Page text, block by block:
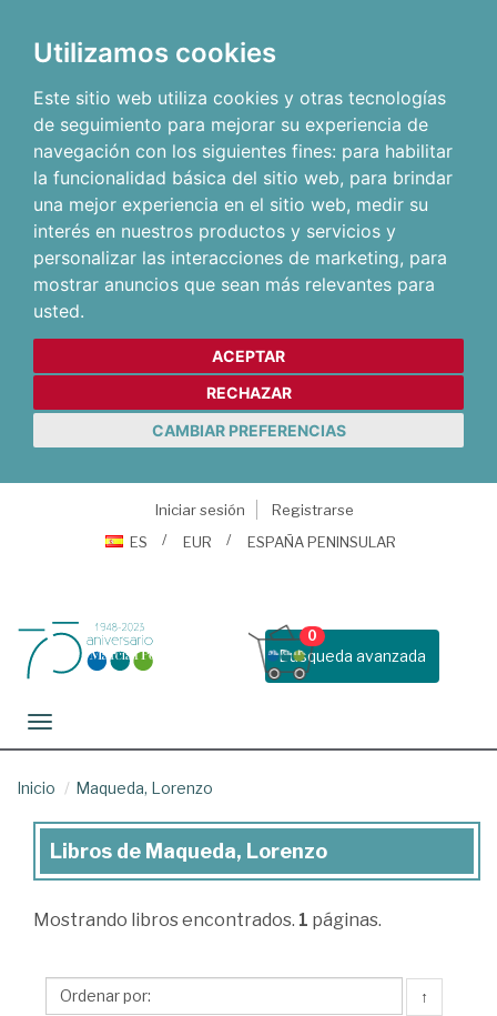
Utilizamos cookies
Este sitio web utiliza cookies y otras tecnologías
de seguimiento para mejorar su experiencia de
navegación con los siguientes fines: para habilitar
la funcionalidad básica del sitio web, para brindar
una mejor experiencia en el sitio web, medir su
interés en nuestros productos y servicios y
personalizar las interacciones de marketing, para
mostrar anuncios que sean más relevantes para
usted.
ACEPTAR
RECHAZAR
CAMBIAR PREFERENCIAS
Iniciar sesión
Registrarse
ES
EUR ESPAÑA PENINSULAR
Busqueda avanzada
0
Toggle navigation
Inicio Maqueda, Lorenzo
Libros
Maqueda,
Libros de Maqueda, Lorenzo
Mostrando libros encontrados. 1 páginas.
↑